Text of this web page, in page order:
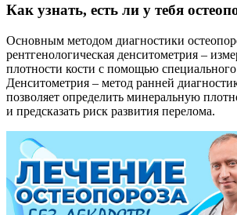
Как узнать, есть ли у тебя
Основным методом диагностики
рентгенологическая денситометрия –
плотности кости с помощью
Денситометрия – метод ранней
позволяет определить минеральную
и предсказать риск развития перелома.